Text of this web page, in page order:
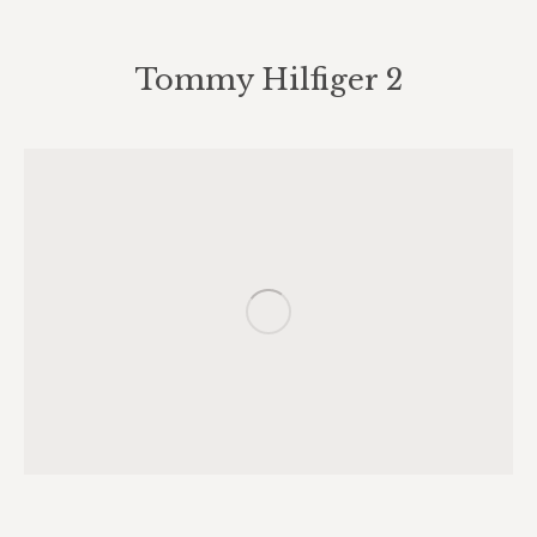
Tommy Hilfiger 2